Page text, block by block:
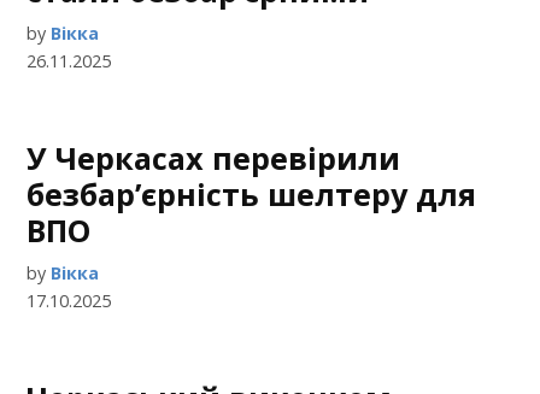
by Вікка
26.11.2025
У Черкасах перевірили
безбар’єрність шелтеру для
ВПО
by Вікка
17.10.2025